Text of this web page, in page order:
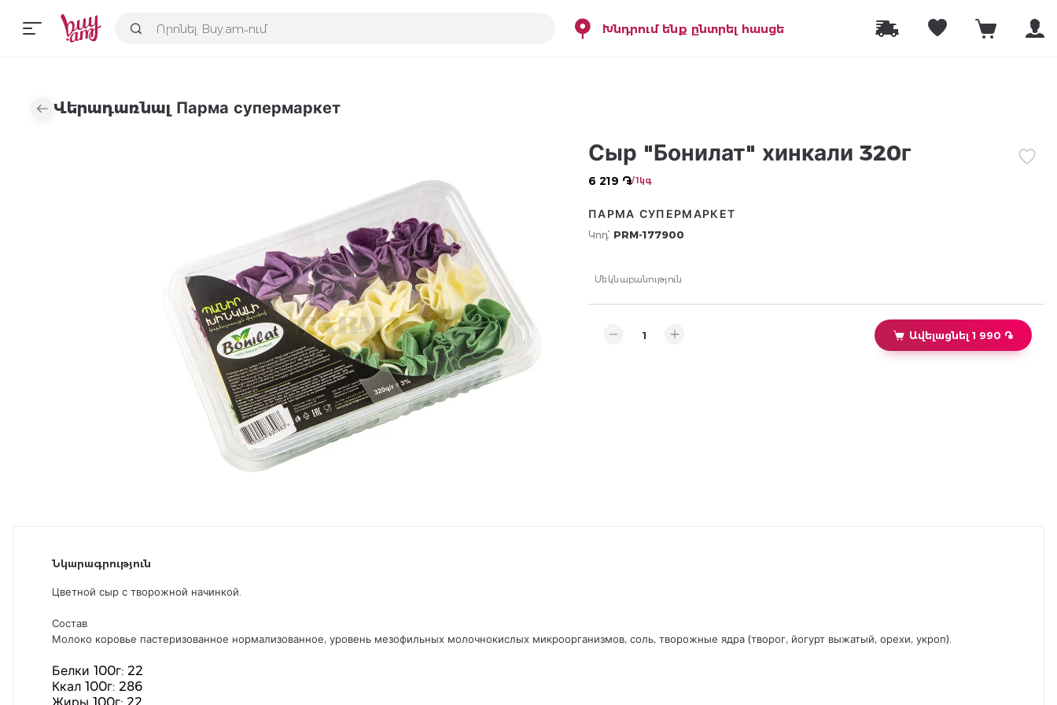
Խնդրում ենք ընտրել հասցե
Վերադառնալ Парма супермаркет
Сыр "Бонилат" хинкали 320г
6 219 ֏/ 1կգ
ПАРМА СУПЕРМАРКЕТ
Կոդ՝ PRM-177900
Մեկնաբանություն
Ավելացնել 1 990 ֏
Նկարագրություն
Цветной сыр с творожной начинкой.
Состав
Молоко коровье пастеризованное нормализованное, уровень мезофильных молочнокислых микроорганизмов, соль, творожные ядра (творог, йогурт выжатый, орехи, укроп).
Белки 100г: 22
Ккал 100г: 286